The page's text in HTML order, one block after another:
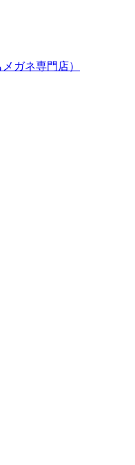
メガネ専門店）